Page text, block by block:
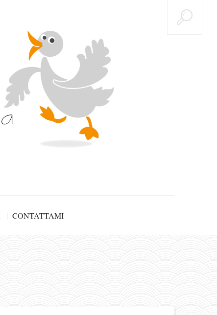
CONTATTAMI